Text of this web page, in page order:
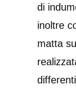
di
inoltre
matta